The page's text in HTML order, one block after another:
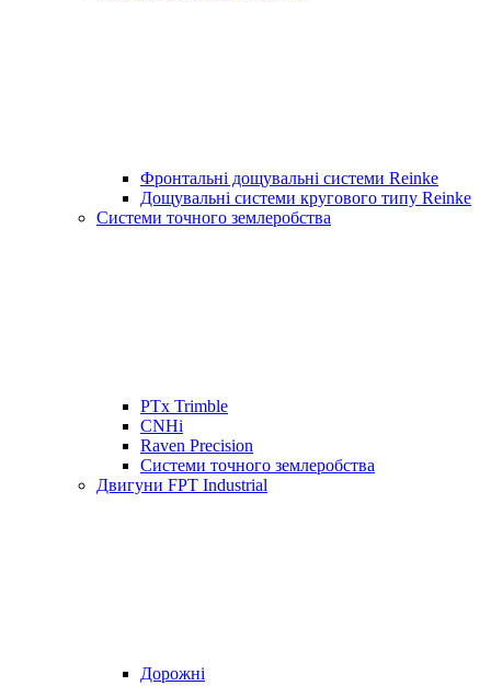
Фронтальні дощувальні системи Reinke
Дощувальні системи кругового типу Reinke
Системи точного землеробства
PTx Trimble
CNHi
Raven Precision
Системи точного землеробства
Двигуни FPT Industrial
Дорожні